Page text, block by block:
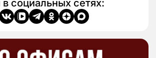
социальных сетях: